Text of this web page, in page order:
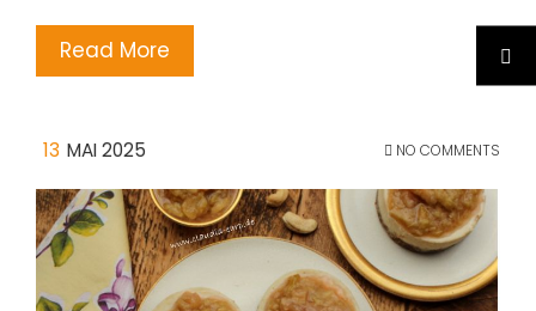
Read More
13 MAI 2025 NO COMMENTS